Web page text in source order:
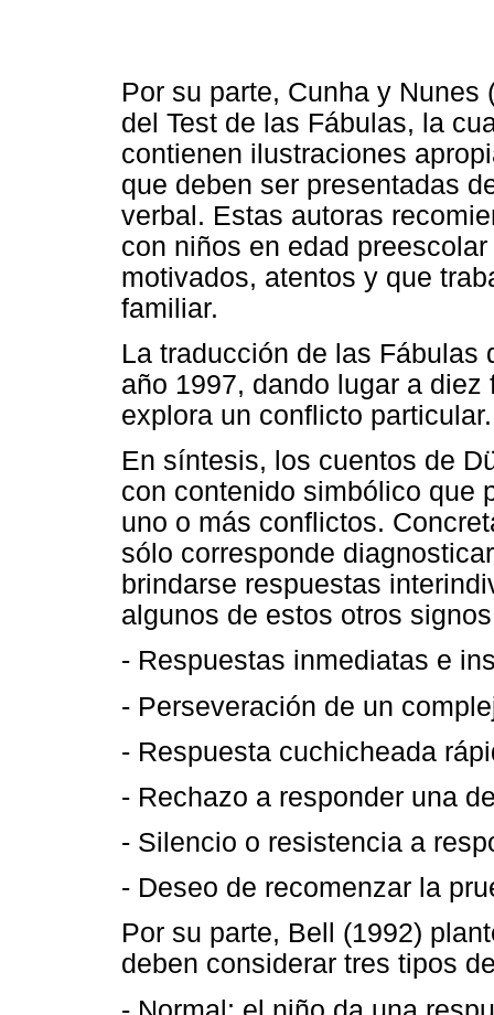
Por su parte, Cunha y
del Test de las Fábulas, la
contienen ilustraciones
que deben ser presentadas
verbal. Estas autoras
con niños en edad
motivados, atentos y que
familiar.
La traducción de las Fábulas
año 1997, dando lugar a
explora un conflicto particular.
En síntesis, los cuentos de
con contenido simbólico que
uno o más conflictos.
sólo corresponde
brindarse respuestas
algunos de estos otros
- Respuestas inmediatas e
- Perseveración de un
- Respuesta cuchicheada
- Rechazo a responder una
- Silencio o resistencia a
- Deseo de recomenzar la
Por su parte, Bell (1992)
deben considerar tres tipos